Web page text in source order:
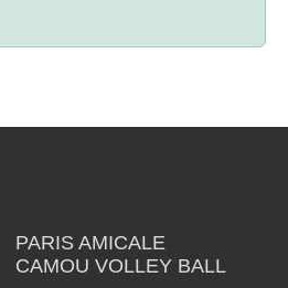
PARIS AMICALE
CAMOU VOLLEY BALL